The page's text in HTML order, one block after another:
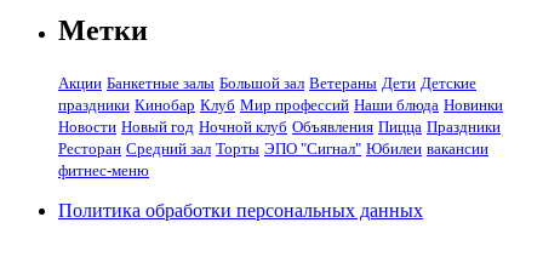
Метки
Акции Банкетные залы Большой зал Ветераны Дети Детские
праздники Кинобар Клуб Мир профессий Наши блюда Новинки
Новости Новый год Ночной клуб Объявления Пицца Праздники
Ресторан Средний зал Торты ЭПО "Сигнал" Юбилеи вакансии
фитнес-меню
Политика обработки персональных данных